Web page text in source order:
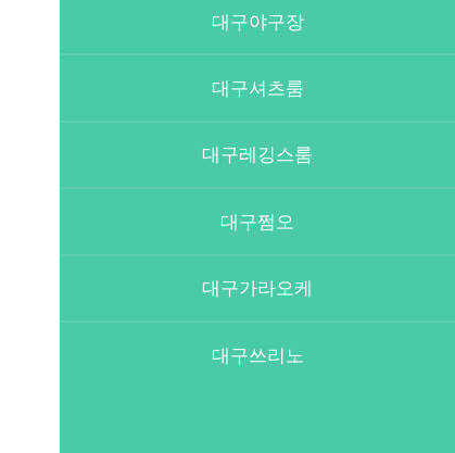
대구야구장
대구셔츠룸
대구레깅스룸
대구쩜오
대구가라오케
대구쓰리노